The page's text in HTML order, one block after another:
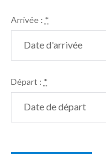
Arrivée : *
Départ : *